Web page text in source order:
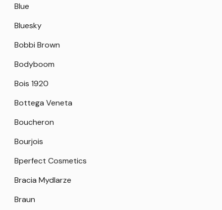
Blue
Bluesky
Bobbi Brown
Bodyboom
Bois 1920
Bottega Veneta
Boucheron
Bourjois
Bperfect Cosmetics
Bracia Mydlarze
Braun